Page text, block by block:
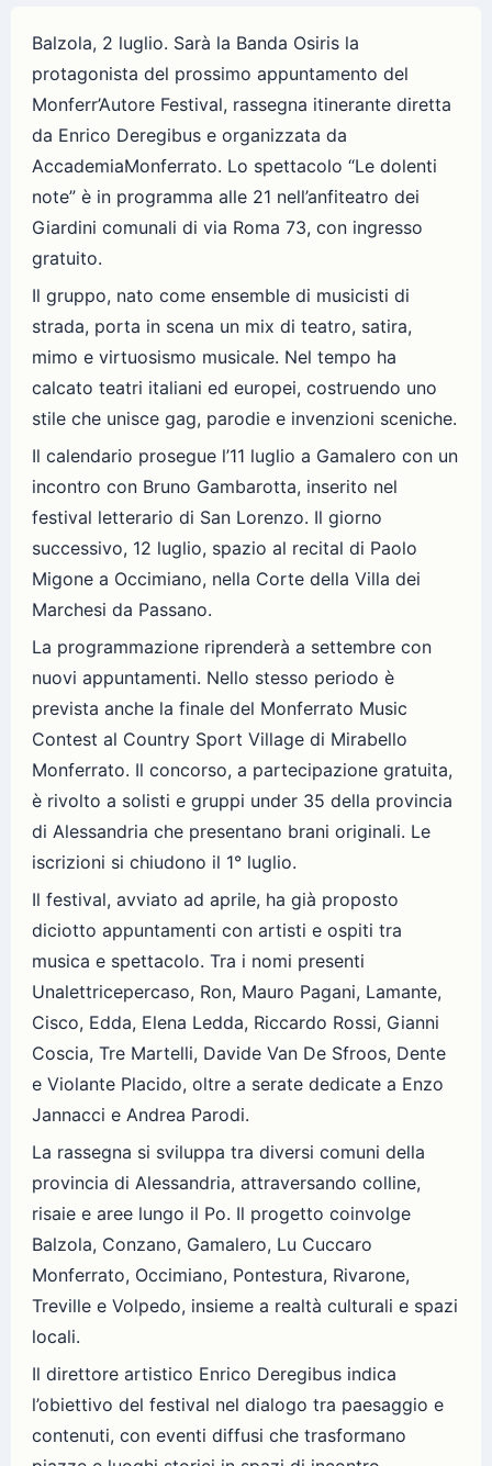
Balzola, 2 luglio. Sarà la Banda Osiris la
protagonista del prossimo appuntamento del
Monferr’Autore Festival, rassegna itinerante diretta
da Enrico Deregibus e organizzata da
AccademiaMonferrato. Lo spettacolo “Le dolenti
note” è in programma alle 21 nell’anfiteatro dei
Giardini comunali di via Roma 73, con ingresso
gratuito.
Il gruppo, nato come ensemble di musicisti di
strada, porta in scena un mix di teatro, satira,
mimo e virtuosismo musicale. Nel tempo ha
calcato teatri italiani ed europei, costruendo uno
stile che unisce gag, parodie e invenzioni sceniche.
Il calendario prosegue l’11 luglio a Gamalero con un
incontro con Bruno Gambarotta, inserito nel
festival letterario di San Lorenzo. Il giorno
successivo, 12 luglio, spazio al recital di Paolo
Migone a Occimiano, nella Corte della Villa dei
Marchesi da Passano.
La programmazione riprenderà a settembre con
nuovi appuntamenti. Nello stesso periodo è
prevista anche la finale del Monferrato Music
Contest al Country Sport Village di Mirabello
Monferrato. Il concorso, a partecipazione gratuita,
è rivolto a solisti e gruppi under 35 della provincia
di Alessandria che presentano brani originali. Le
iscrizioni si chiudono il 1° luglio.
Il festival, avviato ad aprile, ha già proposto
diciotto appuntamenti con artisti e ospiti tra
musica e spettacolo. Tra i nomi presenti
Unalettricepercaso, Ron, Mauro Pagani, Lamante,
Cisco, Edda, Elena Ledda, Riccardo Rossi, Gianni
Coscia, Tre Martelli, Davide Van De Sfroos, Dente
e Violante Placido, oltre a serate dedicate a Enzo
Jannacci e Andrea Parodi.
La rassegna si sviluppa tra diversi comuni della
provincia di Alessandria, attraversando colline,
risaie e aree lungo il Po. Il progetto coinvolge
Balzola, Conzano, Gamalero, Lu Cuccaro
Monferrato, Occimiano, Pontestura, Rivarone,
Treville e Volpedo, insieme a realtà culturali e spazi
locali.
Il direttore artistico Enrico Deregibus indica
l’obiettivo del festival nel dialogo tra paesaggio e
contenuti, con eventi diffusi che trasformano